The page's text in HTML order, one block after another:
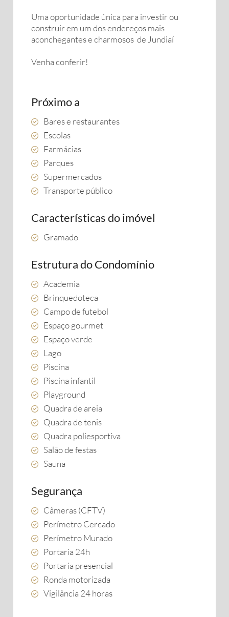
Uma oportunidade única para investir ou
construir em um dos endereços mais
aconchegantes e charmosos de Jundiaí
Venha conferir!
Próximo a
Bares e restaurantes
Escolas
Farmácias
Parques
Supermercados
Transporte público
Características do imóvel
Gramado
Estrutura do Condomínio
Academia
Brinquedoteca
Campo de futebol
Espaço gourmet
Espaço verde
Lago
Piscina
Piscina infantil
Playground
Quadra de areia
Quadra de tenis
Quadra poliesportiva
Salão de festas
Sauna
Segurança
Câmeras (CFTV)
Perímetro Cercado
Perímetro Murado
Portaria 24h
Portaria presencial
Ronda motorizada
Vigilância 24 horas